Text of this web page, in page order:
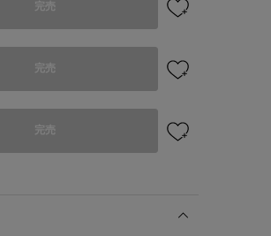
完売
完売
完売